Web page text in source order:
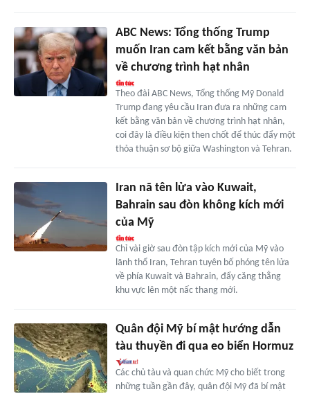
ABC News: Tổng thống Trump
muốn Iran cam kết bằng văn bản
về chương trình hạt nhân
Theo đài ABC News, Tổng thống Mỹ Donald
Trump đang yêu cầu Iran đưa ra những cam
kết bằng văn bản về chương trình hạt nhân,
coi đây là điều kiện then chốt để thúc đẩy một
thỏa thuận sơ bộ giữa Washington và Tehran.
Iran nã tên lửa vào Kuwait,
Bahrain sau đòn không kích mới
của Mỹ
Chỉ vài giờ sau đòn tập kích mới của Mỹ vào
lãnh thổ Iran, Tehran tuyên bố phóng tên lửa
về phía Kuwait và Bahrain, đẩy căng thẳng
khu vực lên một nấc thang mới.
Quân đội Mỹ bí mật hướng dẫn
tàu thuyền đi qua eo biển Hormuz
Các chủ tàu và quan chức Mỹ cho biết trong
những tuần gần đây, quân đội Mỹ đã bí mật